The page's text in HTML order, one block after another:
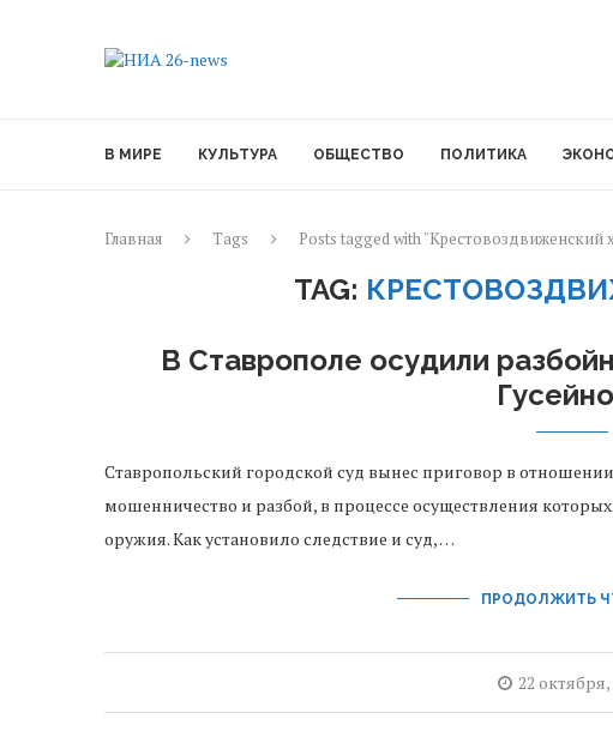
В МИРЕ КУЛЬТУРА ОБЩЕСТВО ПОЛИТИКА
Главная Tags Posts tagged with "Крестовоздвиженский
TAG:
В Ставрополе осудили
Ставропольский городской суд вынес приговор в
мошенничество и разбой, в процессе осуществления
оружия. Как установило следствие и суд, …
ПРОДОЛЖИТЬ
22 октября,